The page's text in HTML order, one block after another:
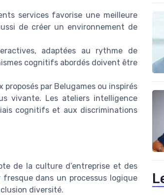
services favorise une meilleure
de créer un environnement de
adaptées au rythme de
cognitifs abordés doivent être
par Belugames ou inspirés
vivante. Les ateliers intelligence
cognitifs et aux discriminations
de la culture d’entreprise et des
fresque dans un processus logique
diversité.